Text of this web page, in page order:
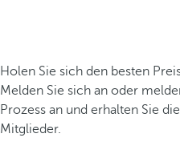
Holen Sie sich den besten
Melden Sie sich an oder
Prozess an und erhalten Sie
Mitglieder.